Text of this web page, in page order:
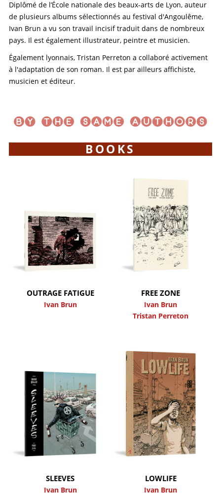
Diplômé de l’École nationale des beaux-arts de Lyon, auteur
de plusieurs albums sélectionnés au festival d'Angoulême,
Ivan Brun a vu son travail incisif traduit dans de nombreux
pays. Il est également illustrateur, peintre et musicien.
Également lyonnais, Tristan Perreton a collaboré activement
à l'adaptation de son roman. Il est par ailleurs affichiste,
musicien et éditeur.
BOOKS
OUTRAGE FATIGUE
Ivan Brun
FREE ZONE
Ivan Brun
Tristan Perreton
SLEEVES
Ivan Brun
LOWLIFE
Ivan Brun